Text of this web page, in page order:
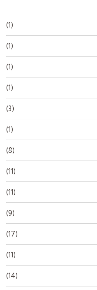
(1)
(1)
(1)
(1)
(3)
(1)
(8)
(11)
(11)
(9)
(17)
(11)
(14)